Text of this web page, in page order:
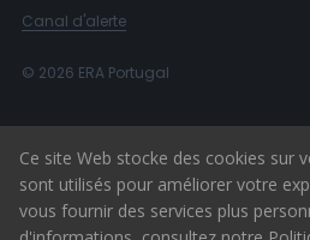
Canal d'alerte
© 2026 ERA Portugal
Ce site Web stocke des cookies sur
sont utilisés pour améliorer votre
vous fournir des services plus